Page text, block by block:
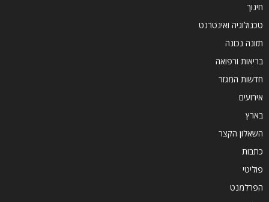
חינוך
טכנולוגיה ואינטרנט
תזונה נכונה
בריאות ורפואה
חדשות המגזר
אירועים
בארץ
השאלון הקצר
כתבות
פוליטי
הפרלמנט